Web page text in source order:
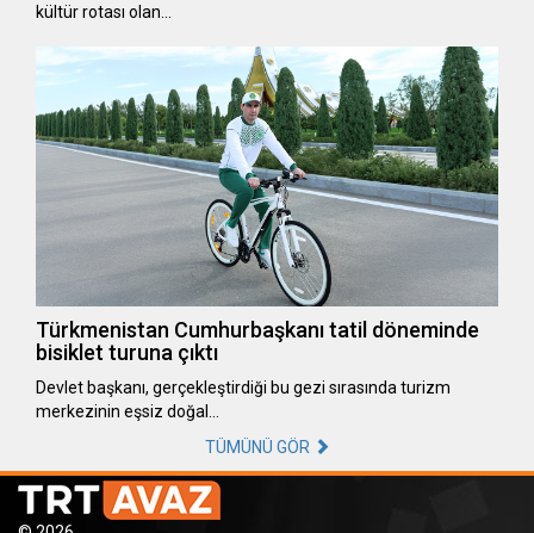
kültür rotası olan…
Türkmenistan Cumhurbaşkanı tatil döneminde
bisiklet turuna çıktı
Devlet başkanı, gerçekleştirdiği bu gezi sırasında turizm
merkezinin eşsiz doğal…
TÜMÜNÜ GÖR